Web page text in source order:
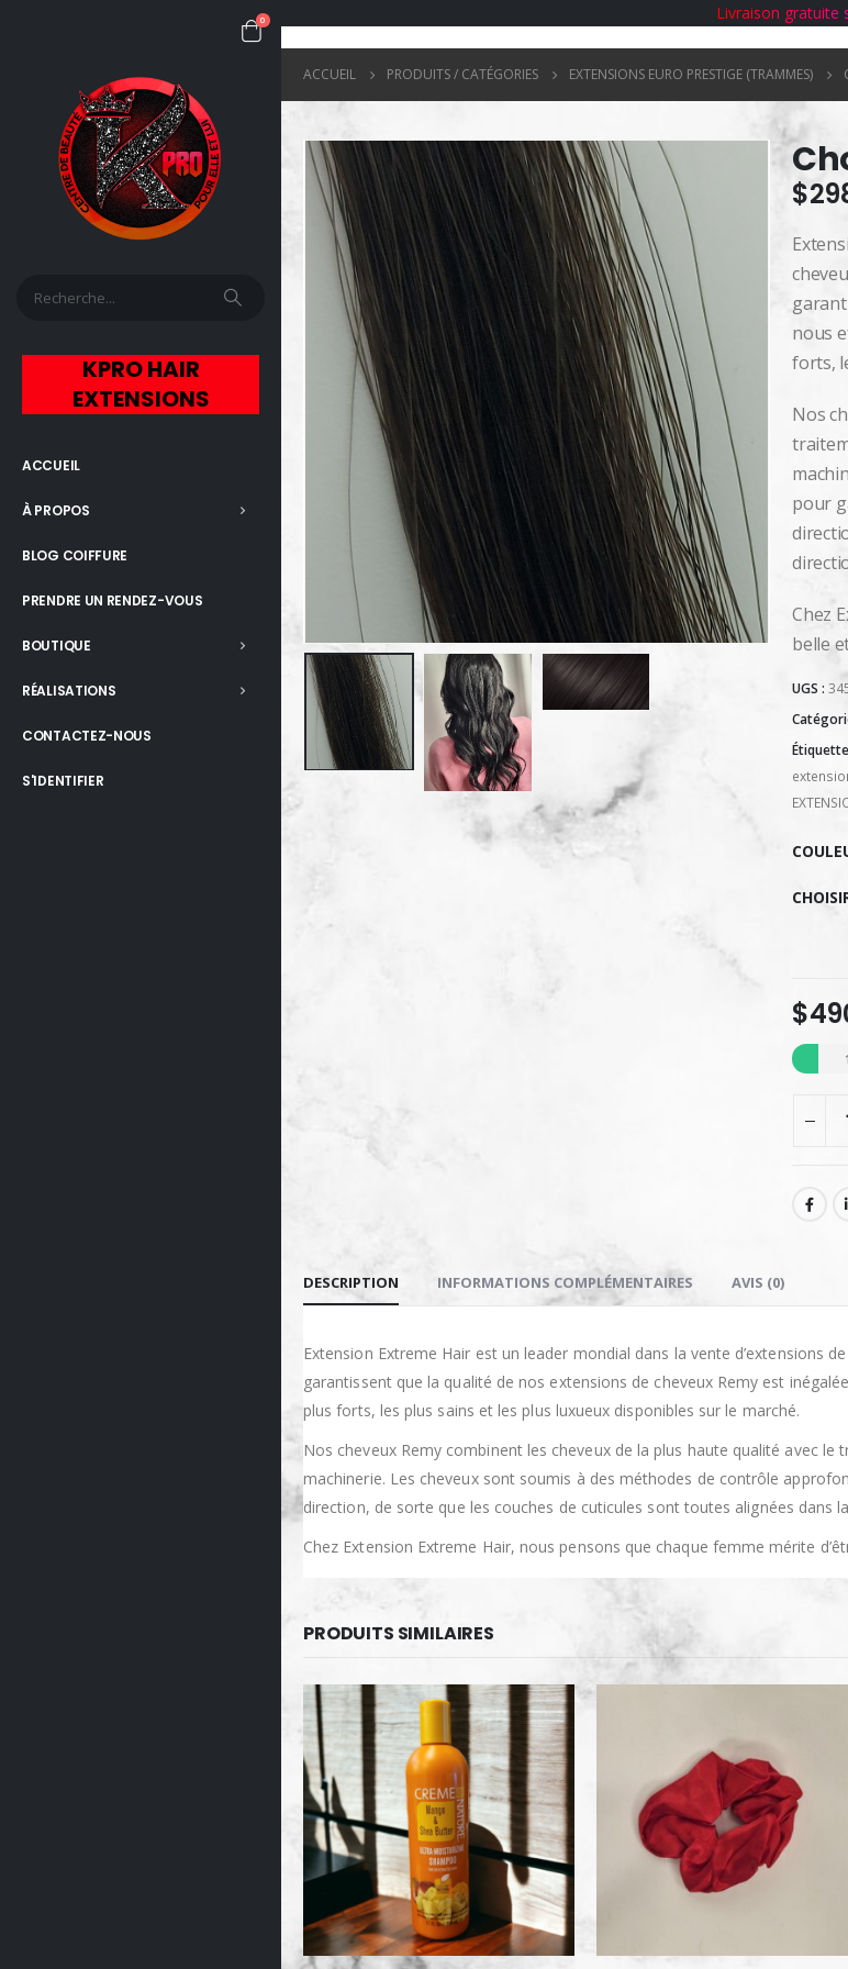
0
KPRO HAIR
EXTENSIONS
ACCUEIL
À PROPOS
BLOG COIFFURE
PRENDRE UN RENDEZ-VOUS
BOUTIQUE
RÉALISATIONS
CONTACTEZ-NOUS
S'IDENTIFIER
Livraison gratuite
ACCUEIL PRODUITS / CATÉGORIES EXTENSIONS EURO PRESTIGE (TRAMMES)
$
nous
forts,
Nos
pour
Chez
belle
UGS :
$
DESCRIPTION INFORMATIONS COMPLÉMENTAIRES AVIS (0)
Extension Extreme Hair est un leader mondial dans la vente d’extensions
garantissent que la qualité de nos extensions de cheveux Remy est
plus forts, les plus sains et les plus luxueux disponibles sur le marché.
Nos cheveux Remy combinent les cheveux de la plus haute qualité avec
machinerie. Les cheveux sont soumis à des méthodes de contrôle
direction, de sorte que les couches de cuticules sont toutes alignées dans
Chez Extension Extreme Hair, nous pensons que chaque femme mérite
PRODUITS SIMILAIRES